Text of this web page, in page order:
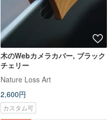
木のWebカメラカバー, ブラック
チェリー
Nature Loss Art
2,600円
カスタム可